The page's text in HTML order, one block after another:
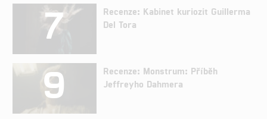
7
Recenze: Kabinet kuriozit Guillerma
Del Tora
9
Recenze: Monstrum: Příběh
Jeffreyho Dahmera